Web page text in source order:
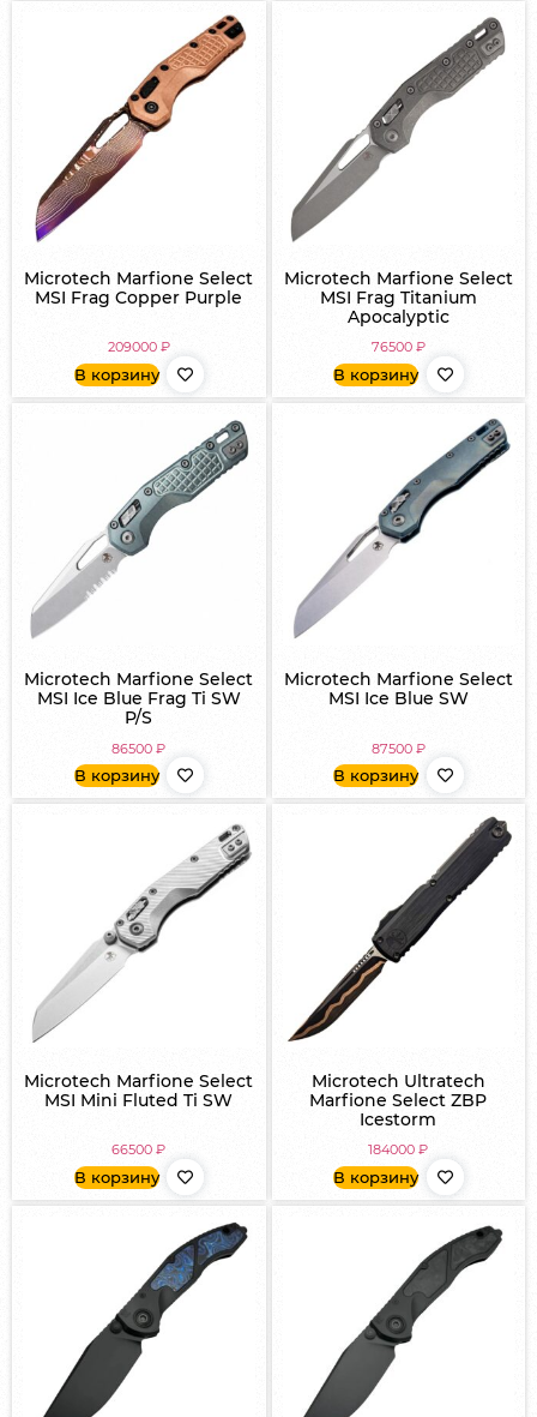
Microtech Marfione Select
MSI Frag Copper Purple
209000 ₽
В корзину
Microtech Marfione Select
MSI Frag Titanium
Apocalyptic
76500 ₽
В корзину
Microtech Marfione Select
MSI Ice Blue Frag Ti SW
P/S
86500₽
В корзину
Microtech Marfione Select
MSI Ice Blue SW
87500 ₽
В корзину
Microtech Marfione Select
MSI Mini Fluted Ti SW
66500₽
В корзину
Microtech Ultratech
Marfione Select ZBP
Icestorm
184000₽
В корзину